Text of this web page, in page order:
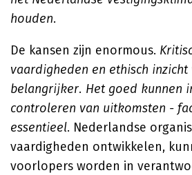
houden.
De kansen zijn enormous.
vaardigheden en ethisch
belangrijker. Het goed kunnen
controleren van uitkomsten -
essentieel. Nederlandse
vaardigheden ontwikkelen,
voorlopers worden in